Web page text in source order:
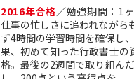
2016年合格／勉強期間： 1
仕事の忙しさに追われながら
ず4時間の学習時間を確保し
果、初めて知った行政書士の
格。最後の2週間で取り組ん